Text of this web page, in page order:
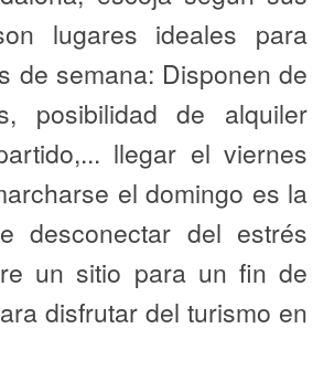
lugares ideales para
de semana: Disponen de
posibilidad de alquiler
llegar el viernes
el domingo es la
desconectar del estrés
un sitio para un fin de
disfrutar del turismo en